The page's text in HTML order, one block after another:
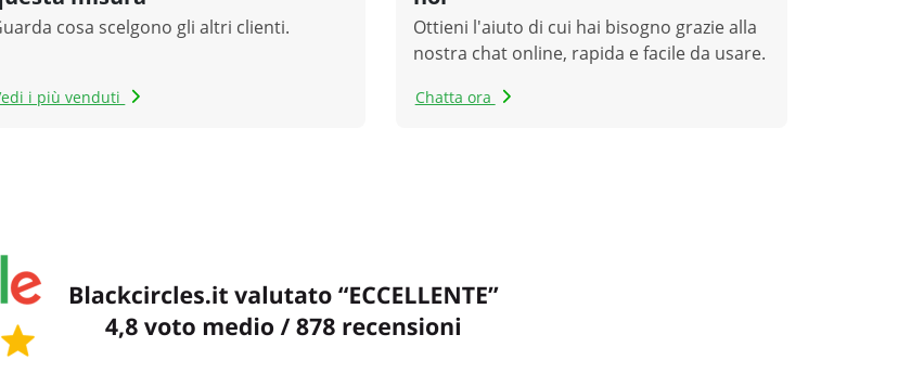
cosa scelgono gli altri clienti.
i più venduti
Ottieni l'aiuto di cui hai bisogno grazie alla
nostra chat online, rapida e facile da usare.
Chatta ora